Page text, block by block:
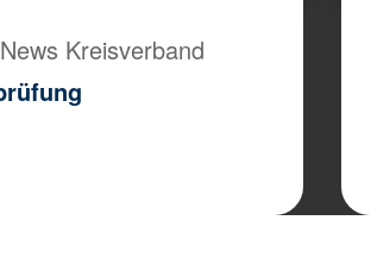
News Kreisverband